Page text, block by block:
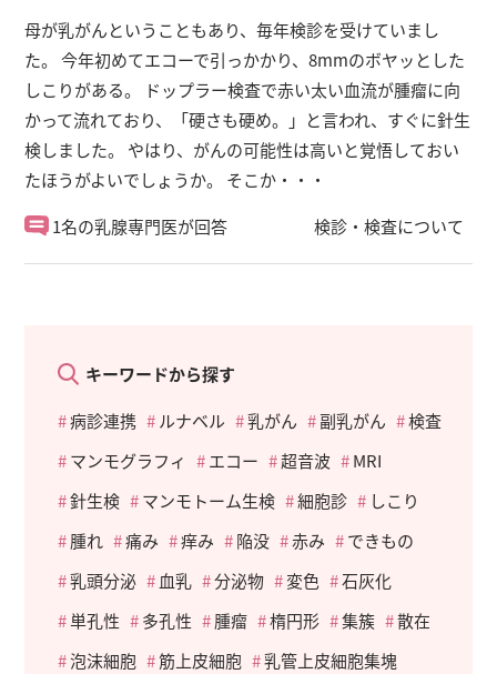
母が乳がんということもあり、毎年検診を受けていまし
た。 今年初めてエコーで引っかかり、8mmのボヤッとした
しこりがある。 ドップラー検査で赤い太い血流が腫瘤に向
かって流れており、「硬さも硬め。」と言われ、すぐに針生
検しました。 やはり、がんの可能性は高いと覚悟しておい
たほうがよいでしょうか。 そこか・・・
検診・検査について
1名の乳腺専門医が回答
キーワードから探す
病診連携
ルナベル 乳がん 副乳がん
検査
マンモグラフィ
エコー 超音波
MRI
針生検
マンモトーム生検 細胞診
しこり
腫れ
痛み 痒み 陥没 赤み
できもの
乳頭分泌
血乳 分泌物 変色
石灰化
単孔性
多孔性 腫瘤 楕円形 集簇
散在
泡沫細胞
筋上皮細胞
乳管上皮細胞集塊